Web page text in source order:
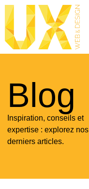
Blog
Inspiration, conseils et
expertise : explorez nos
derniers articles.